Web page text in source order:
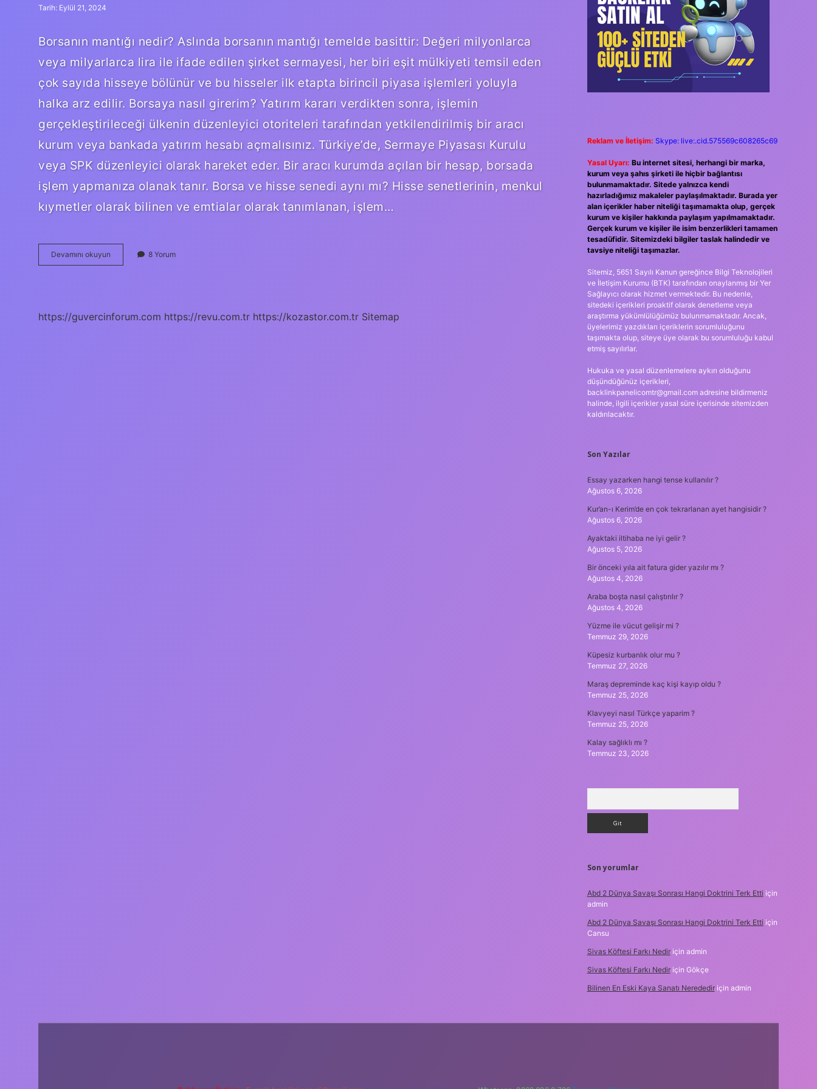
Tarih: Eylül 21, 2024
Borsanın mantığı nedir? Aslında borsanın mantığı temelde basittir: Değeri milyonlarca
veya milyarlarca lira ile ifade edilen şirket sermayesi, her biri eşit mülkiyeti temsil eden
çok sayıda hisseye bölünür ve bu hisseler ilk etapta birincil piyasa işlemleri yoluyla
halka arz edilir. Borsaya nasıl girerim? Yatırım kararı verdikten sonra, işlemin
gerçekleştirileceği ülkenin düzenleyici otoriteleri tarafından yetkilendirilmiş bir aracı
kurum veya bankada yatırım hesabı açmalısınız. Türkiye’de, Sermaye Piyasası Kurulu
veya SPK düzenleyici olarak hareket eder. Bir aracı kurumda açılan bir hesap, borsada
işlem yapmanıza olanak tanır. Borsa ve hisse senedi aynı mı? Hisse senetlerinin, menkul
kıymetler olarak bilinen ve emtialar olarak tanımlanan, işlem…
Devamını okuyun
Borsası
8 Yorum
https://guvercinforum.com https://revu.com.tr https://kozastor.com.tr Sitemap
Reklam ve İletişim: Skype: live:.cid.575569c608265c69
Yasal Uyarı: Bu internet sitesi, herhangi bir marka,
kurum veya şahıs şirketi ile hiçbir bağlantısı
bulunmamaktadır. Sitede yalnızca kendi
hazırladığımız makaleler paylaşılmaktadır. Burada yer
alan içerikler haber niteliği taşımamakta olup, gerçek
kurum ve kişiler hakkında paylaşım yapılmamaktadır.
Gerçek kurum ve kişiler ile isim benzerlikleri tamamen
tesadüfidir. Sitemizdeki bilgiler taslak halindedir ve
tavsiye niteliği taşımazlar.
Sitemiz, 5651 Sayılı Kanun gereğince Bilgi Teknolojileri
ve İletişim Kurumu (BTK) tarafından onaylanmış bir Yer
Sağlayıcı olarak hizmet vermektedir. Bu nedenle,
sitedeki içerikleri proaktif olarak denetleme veya
araştırma yükümlülüğümüz bulunmamaktadır. Ancak,
üyelerimiz yazdıkları içeriklerin sorumluluğunu
taşımakta olup, siteye üye olarak bu sorumluluğu kabul
etmiş sayılırlar.
Hukuka ve yasal düzenlemelere aykırı olduğunu
düşündüğünüz içerikleri,
backlinkpanelicomtr@gmail.comadresine bildirmeniz
halinde, ilgili içerikler yasal süre içerisinde sitemizden
kaldırılacaktır.
Son Yazılar
Essay yazarken hangi tense kullanılır ?
Ağustos 6, 2026
Kur’an-ı Kerim’de en çok tekrarlanan ayet hangisidir ?
Ağustos 6, 2026
Ayaktaki iltihaba ne iyi gelir ?
Ağustos 5, 2026
Bir önceki yıla ait fatura gider yazılır mı ?
Ağustos 4, 2026
Araba boşta nasıl çalıştırılır ?
Ağustos 4, 2026
Yüzme ile vücut gelişir mi ?
Temmuz 29, 2026
Küpesiz kurbanlık olur mu ?
Temmuz 27, 2026
Maraş depreminde kaç kişi kayıp oldu ?
Temmuz 25, 2026
Klavyeyi nasıl Türkçe yaparim ?
Temmuz 25, 2026
Kalay sağlıklı mı ?
Temmuz 23, 2026
Son yorumlar
Abd 2 Dünya Savaşı Sonrası Hangi Doktrini Terk Etti için
admin
Abd 2 Dünya Savaşı Sonrası Hangi Doktrini Terk Etti için
Cansu
Sivas Köftesi Farkı Nediriçin admin
Sivas Köftesi Farkı Nediriçin Gökçe
Bilinen En Eski Kaya Sanatı Neredediriçin admin